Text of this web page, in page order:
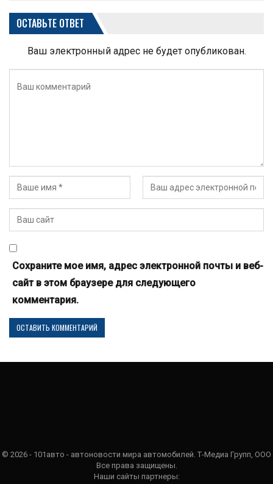
ОСТАВЬТЕ ОТВЕТ
Ваш электронный адрес не будет опубликован.
Сохраните мое имя, адрес электронной почты и веб-
сайт в этом браузере для следующего
комментария.
© 2026 - 101авто - автоновости мира автомобилей. Т-Медиа Групп, ООО
Все права защищены.
Наши сайты партнеры: